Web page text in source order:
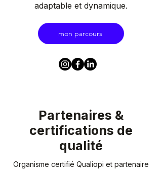
adaptable et dynamique.
mon parcours
Partenaires &
certifications de
qualité
Organisme certifié Qualiopi et partenaire